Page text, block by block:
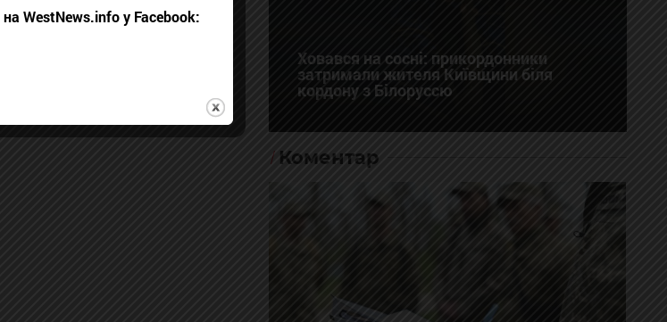
Ховався на сосні: прикордонники
затримали жителя Київщини біля
кордону з Білоруссю
Коментар
на WestNews.info у Facebook: